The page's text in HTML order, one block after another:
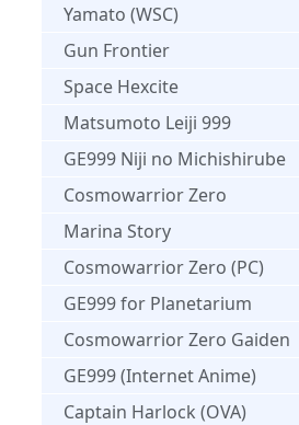
Yamato (WSC)
Gun Frontier
Space Hexcite
Matsumoto Leiji 999
GE999 Niji no Michishirube
Cosmowarrior Zero
Marina Story
Cosmowarrior Zero (PC)
GE999 for Planetarium
Cosmowarrior Zero Gaiden
GE999 (Internet Anime)
Captain Harlock (OVA)